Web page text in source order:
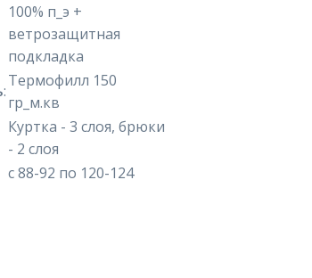
100% п_э +
ветрозащитная
подкладка
:
Термофилл 150
гр_м.кв
Куртка - 3 слоя, брюки
- 2 слоя
с 88-92 по 120-124